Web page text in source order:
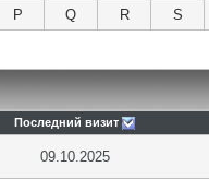
P Q R S
Последний визит
09.10.2025